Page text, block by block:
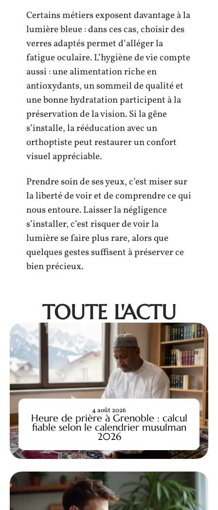
Certains métiers exposent davantage à la
lumière bleue : dans ces cas, choisir des
verres adaptés permet d’alléger la
fatigue oculaire. L’hygiène de vie compte
aussi : une alimentation riche en
antioxydants, un sommeil de qualité et
une bonne hydratation participent à la
préservation de la vision. Si la gêne
s’installe, la rééducation avec un
orthoptiste peut restaurer un confort
visuel appréciable.
Prendre soin de ses yeux, c’est miser sur
la liberté de voir et de comprendre ce qui
nous entoure. Laisser la négligence
s’installer, c’est risquer de voir la
lumière se faire plus rare, alors que
quelques gestes suffisent à préserver ce
bien précieux.
TOUTE L'ACTU
Heure de prière à Grenoble : calcul
fiable selon le calendrier musulman
2026
4 août 2026